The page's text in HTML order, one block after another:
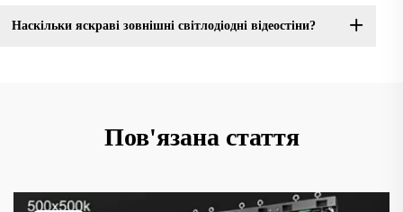
Наскільки яскраві зовнішні світлодіодні відеостіни?
Пов'язана стаття